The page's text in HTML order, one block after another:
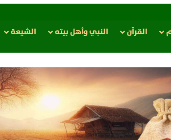
القرآن النبي وأهل بيته الشيعة